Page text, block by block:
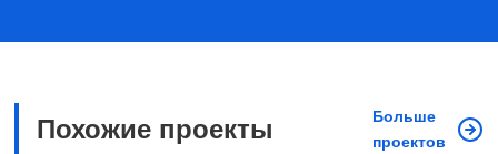
Похожие проекты
Больше
проектов